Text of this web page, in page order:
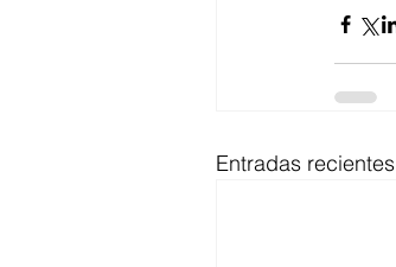
Entradas recientes